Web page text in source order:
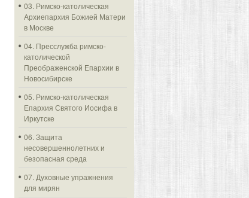
03. Римско-католическая
Архиепархия Божией Матери
в Москве
04. Пресслужба римско-
католической
Преображенской Епархии в
Новосибирске
05. Римско-католическая
Епархия Святого Иосифа в
Иркутске
06. Защита
несовершеннолетних и
безопасная среда
07. Духовные упражнения
для мирян